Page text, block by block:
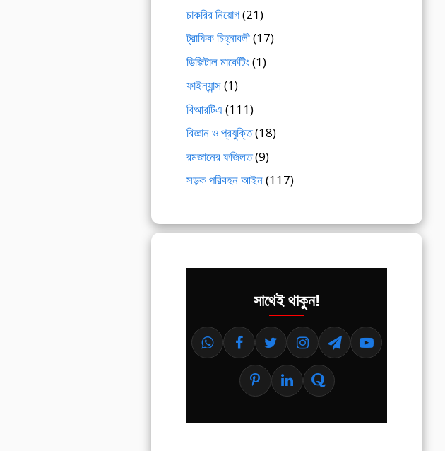
চাকরির নিয়োগ(21)
ট্রাফিক চিহ্নাবলী(17)
ডিজিটাল মার্কেটিং(1)
ফাইন্যান্স(1)
বিআরটিএ (111)
বিজ্ঞান ও প্রযুক্তি(18)
রমজানের ফজিলত(9)
সড়ক পরিবহন আইন(117)
সাথেই থাকুন!